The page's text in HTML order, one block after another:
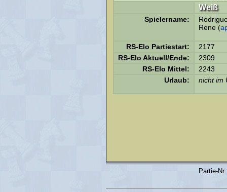
Weiß
Spielername:
Rene (
RS-Elo Partiestart:
2177
RS-Elo Aktuell/Ende:
2309
RS-Elo Mittel:
2243
Urlaub:
nicht im
Partie-